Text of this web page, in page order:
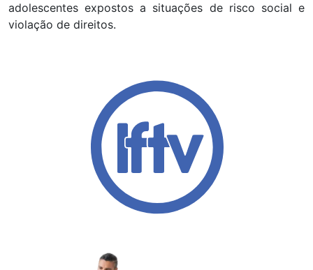
adolescentes expostos a situações de risco social e
violação de direitos.